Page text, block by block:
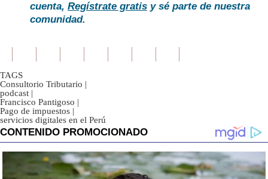
cuenta, Regístrate gratis y sé parte de nuestra
comunidad.
TAGS
Consultorio Tributario |
podcast |
Francisco Pantigoso |
Pago de impuestos |
servicios digitales en el Perú